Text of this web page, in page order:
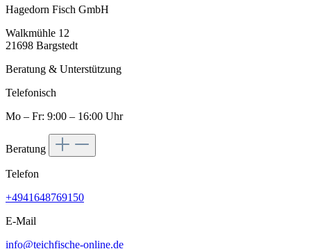
Hagedorn Fisch GmbH
Walkmühle 12
21698 Bargstedt
Beratung & Unterstützung
Telefonisch
Mo – Fr: 9:00 – 16:00 Uhr
Beratung
Telefon
+4941648769150
E-Mail
info@teichfische-online.de